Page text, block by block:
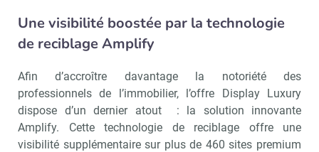
Une visibilité boostée par la technologie
de reciblage Amplify
Afin d’accroître davantage la notoriété des
professionnels de l’immobilier, l’offre Display Luxury
dispose d’un dernier atout : la solution innovante
Amplify. Cette technologie de reciblage offre une
visibilité supplémentaire sur plus de 460 sites premium
Non merci, je reçois déjà
!
Je déciderai plus